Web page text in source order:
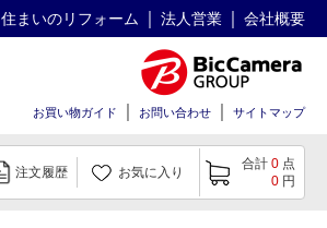
住まいのリフォーム 法人営業 会社概要
お買い物ガイド お問い合わせ サイトマップ
注文履歴 お気に入り
合計 0 点
0 円